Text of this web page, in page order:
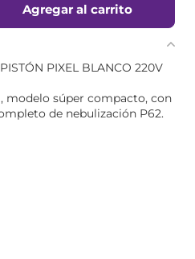
Agregar al carrito
PIXEL BLANCO 220V
modelo súper compacto, con
de nebulización P62.